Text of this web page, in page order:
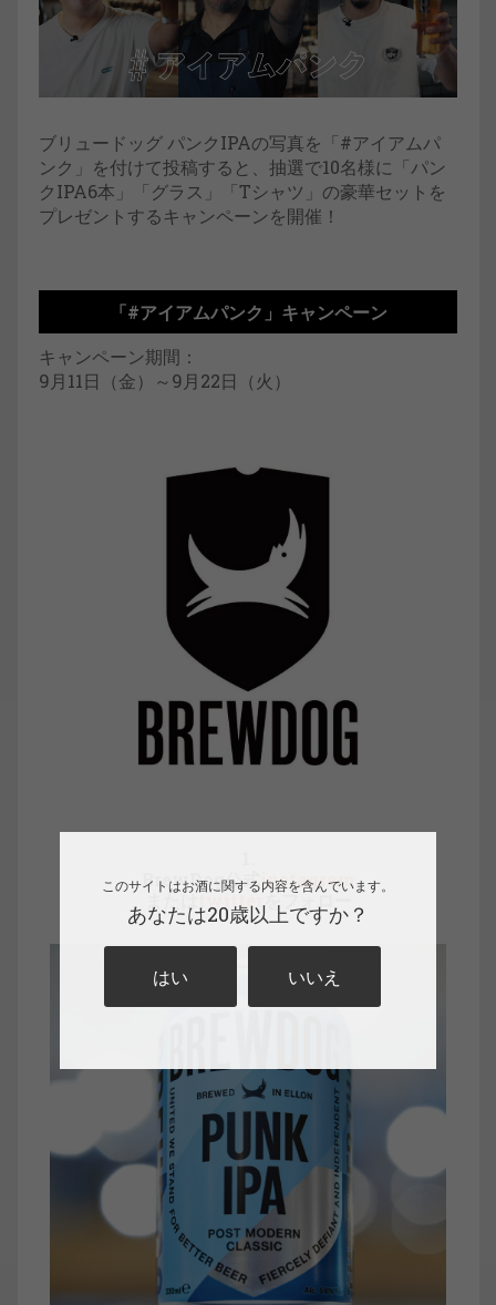
ブリュードッグ パンクIPAの写真を「#アイアムパ
ンク」を付けて投稿すると、抽選で10名様に「パン
クIPA6本」「グラス」「Tシャツ」の豪華セットを
プレゼントするキャンペーンを開催！
「#アイアムパンク」キャンペーン
キャンペーン期間：
9月11日（金）～9月22日（火）
BrewDog公式 instagram
またはtwitterをフォロー
このサイトはお酒に関する内容を含んでいます。
あなたは20歳以上ですか？
はい いいえ